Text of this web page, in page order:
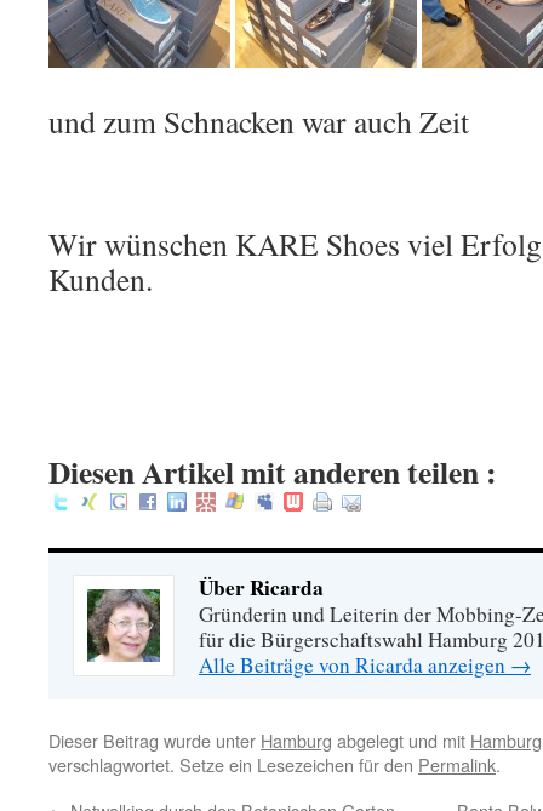
und zum Schnacken war auch Zeit
Wir wünschen KARE Shoes viel
Kunden.
Diesen Artikel mit anderen teilen :
Über Ricarda
Gründerin und Leiterin der Mobbing-
für die Bürgerschaftswahl Hamburg
Alle Beiträge von Ricarda anzeigen →
Dieser Beitrag wurde unter Hamburg abgelegt und mit Hamburg
verschlagwortet. Setze ein Lesezeichen für den Permalink.